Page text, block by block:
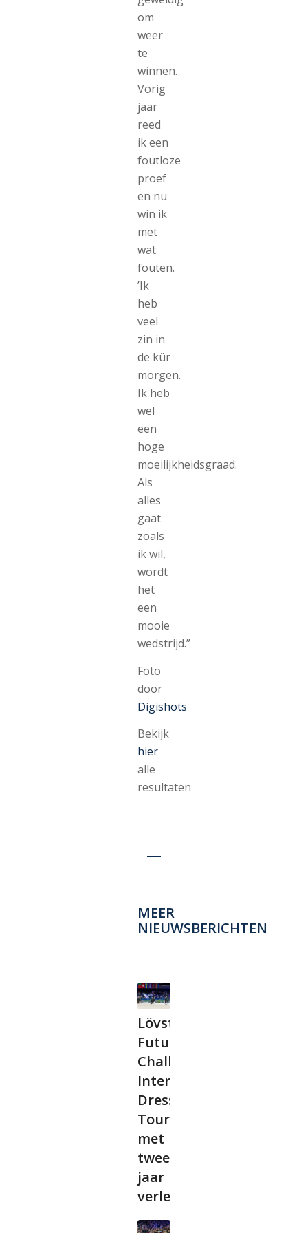
om
weer
te
winnen.
Vorig
jaar
reed
ik een
foutloze
proef
en nu
win ik
met
wat
fouten.
’Ik
heb
veel
zin in
de kür
morgen.
Ik heb
wel
een
hoge
moeilijkheidsgraad.
Als
alles
gaat
zoals
ik wil,
wordt
het
een
mooie
wedstrijd.”
Foto
door
Digishots
Bekijk
hier
alle
resultaten
MEER
NIEUWSBERICHTEN
Lövsta
Future
Challenge
International
Dressage
Tour
met
twee
jaar
verlengd